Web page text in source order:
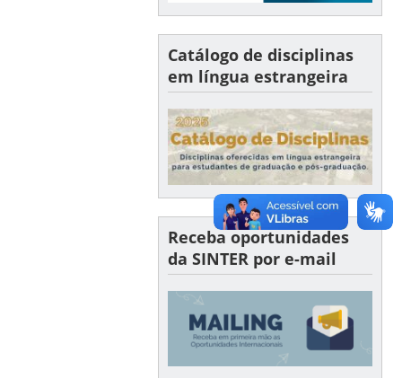
Catálogo de disciplinas
em língua estrangeira
Receba oportunidades
da SINTER por e-mail